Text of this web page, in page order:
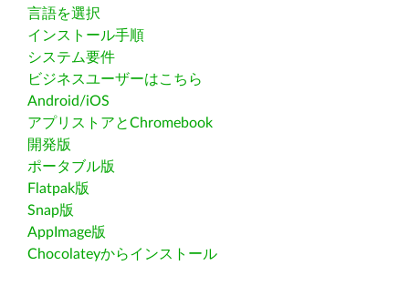
言語を選択
インストール手順
システム要件
ビジネスユーザーはこちら
Android/iOS
アプリストアとChromebook
開発版
ポータブル版
Flatpak版
Snap版
AppImage版
Chocolateyからインストール